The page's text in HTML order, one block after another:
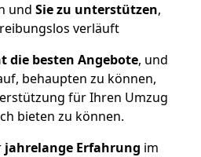
und Sie zu unterstützen,
verläuft
die besten Angebote, und
behaupten zu können,
für Ihren Umzug
bieten zu können.
jahrelange Erfahrung im